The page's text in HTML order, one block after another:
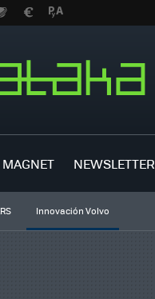
MAGNET NEWSLETTER
Innovación Volvo